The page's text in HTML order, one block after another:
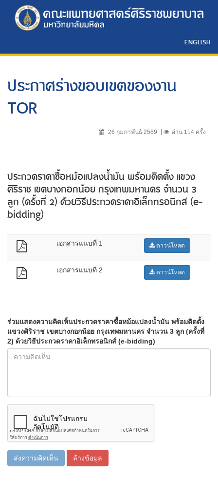
ENGLISH
ประกาศร่างขอบเขตของงาน
TOR
26 กุมภาพันธ์ 2569 อ่าน 114 ครั้ง
ประกวดราคาซื้อหม้อแปลงน้ำมัน พร้อมติดตั้ง แขวง
ศิริราช เขตบางกอกน้อย กรุงเทพมหานคร จำนวน 3
ลูก (ครั้งที่ 2) ด้วยวิธีประกวดราคาอิเล็กทรอนิกส์ (e-
bidding)
เอกสารแนบที่ 1 ดาวน์โหลด
เอกสารแนบที่ 2 ดาวน์โหลด
ร่วมแสดงความคิดเห็นประกวดราคาซื้อหม้อแปลงน้ำมัน พร้อมติดตั้ง
แขวงศิริราช เขตบางกอกน้อย กรุงเทพมหานคร จำนวน 3 ลูก (ครั้งที่
2) ด้วยวิธีประกวดราคาอิเล็กทรอนิกส์ (e-bidding)
ส่งความคิดเห็น ล้างข้อมูล